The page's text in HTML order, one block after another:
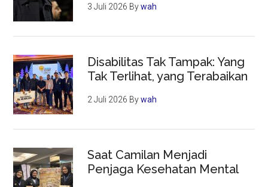
3 Juli 2026 Bywah
Disabilitas Tak Tampak: Yang
Tak Terlihat, yang Terabaikan
2 Juli 2026 Bywah
Saat Camilan Menjadi
Penjaga Kesehatan Mental